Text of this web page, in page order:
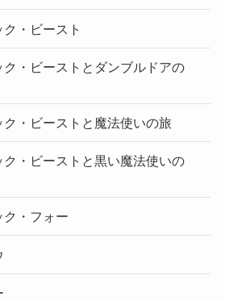
・ビースト
・ビーストとダンブルドアの
・ビーストと魔法使いの旅
・ビーストと黒い魔法使いの
ク・フォー